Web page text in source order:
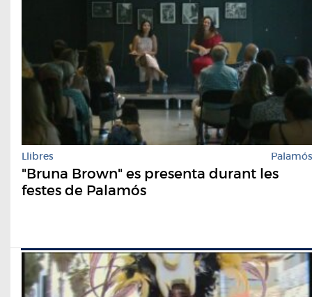
Llibres Palamós
"Bruna Brown" es presenta durant les
festes de Palamós